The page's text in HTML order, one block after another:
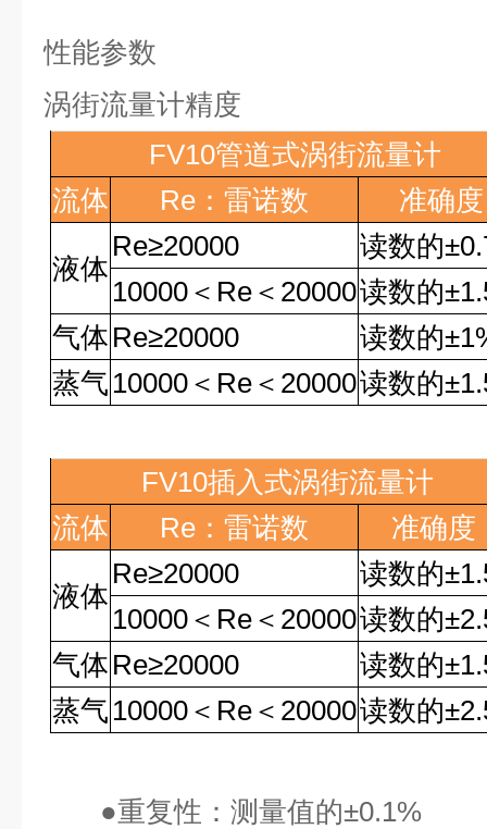
性能参数
涡街流量计精度
FV10管道式涡街流量计
流体
Re ：雷诺数 准确度
液体
Re≥20000 读数的
10000 ＜ Re ＜ 20000读数的
气体 Re≥20000 读数的
蒸气 10000 ＜ Re ＜ 20000读数的
FV10插入式涡街流量计
流体
Re ：雷诺数 准确度
液体
Re≥20000 读数的
10000 ＜ Re ＜ 20000读数的
气体 Re≥20000 读数的
蒸气 10000 ＜ Re ＜ 20000读数的
●重复性：测量值的±0.1%